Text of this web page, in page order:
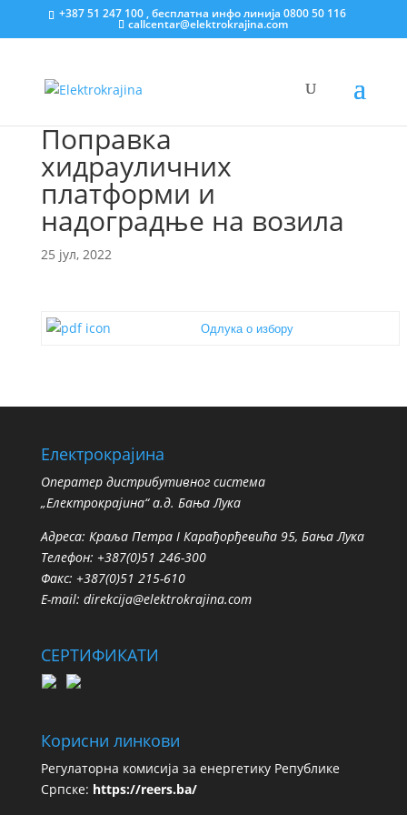
+387 51 247 100 , бесплатна инфо линија 0800 50 116
callcentar@elektrokrajina.com
Поправка
хидрауличних
платформи и
надоградње на возила
25 јул, 2022
Одлука о избору
Електрокрајина
Oператер дистрибутивног система
„Електрокрајина“ а.д. Бања Лука
Адреса: Краља Петра I Карађорђевића 95, Бања Лука
Телефон: +387(0)51 246-300
Факс: +387(0)51 215-610
E-mail: direkcija@elektrokrajina.com
СЕРТИФИКАТИ
Корисни линкови
Регулаторна комисија за енергетику Републике
Српске: https://reers.ba/